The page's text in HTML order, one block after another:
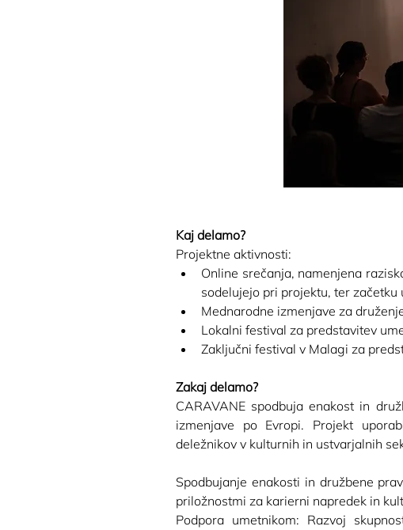
Kaj delamo?
Projektne aktivnosti:
Online srečanja, namenjena
sodelujejo pri projektu, ter
Mednarodne izmenjave za
Lokalni festival za predstavitev
Zaključni festival v Malagi za
Zakaj delamo?
CARAVANE spodbuja enakost in
izmenjave po Evropi. Projekt
deležnikov v kulturnih in ustvarjalnih
Spodbujanje enakosti in družbene
priložnostmi za karierni napredek in
Podpora umetnikom: Razvoj